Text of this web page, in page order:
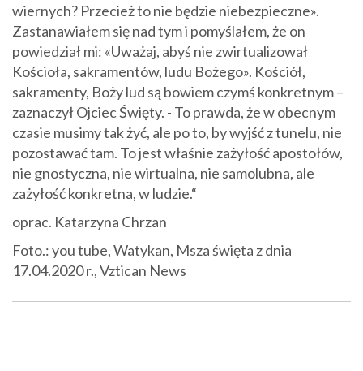
wiernych? Przecież to nie będzie niebezpieczne».
Zastanawiałem się nad tym i pomyślałem, że on
powiedział mi: «Uważaj, abyś nie zwirtualizował
Kościoła, sakramentów, ludu Bożego». Kościół,
sakramenty, Boży lud są bowiem czymś konkretnym –
zaznaczył Ojciec Święty. - To prawda, że w obecnym
czasie musimy tak żyć, ale po to, by wyjść z tunelu, nie
pozostawać tam. To jest właśnie zażyłość apostołów,
nie gnostyczna, nie wirtualna, nie samolubna, ale
zażyłość konkretna, w ludzie.“
oprac. Katarzyna Chrzan
Foto.: you tube, Watykan, Msza święta z dnia
17.04.2020 r., Vztican News